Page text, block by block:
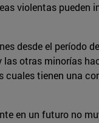
violentas pueden
desde el período
las otras minorías
cuales tienen una
en un futuro no